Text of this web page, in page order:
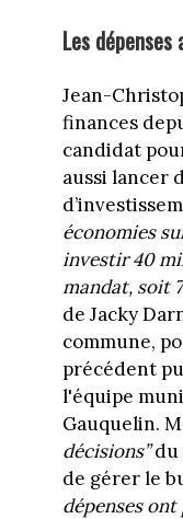
Les
Jean-
finances
candidat
aussi lancer
économies
investir 40
mandat, soit
de Jacky
commune,
précédent
l'équipe
Gauquelin.
décisions”du
de gérer le
dépenses